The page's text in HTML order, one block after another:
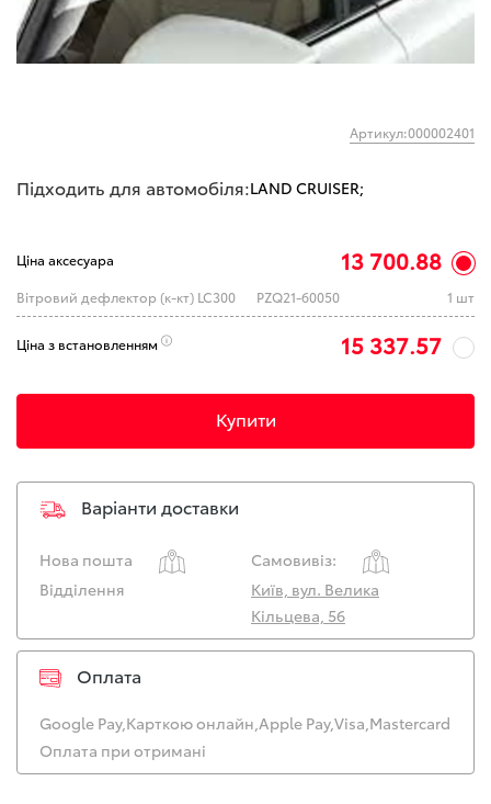
Артикул:000002401
Підходить для автомобіля:LAND CRUISER;
Ціна аксесуара 13 700.88
Вітровий дефлектор (к-кт) LC300 PZQ21-60050 1 шт
Ціна з встановленням 15 337.57
Купити
Варіанти доставки
Нова пошта
Самовивіз:
Відділення
Київ, вул. Велика
Кільцева, 56
Оплата
Google Pay,Карткою онлайн,Apple Pay,Visa,Mastercard
Оплата при отримані